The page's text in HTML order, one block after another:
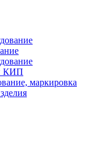
КИП
маркировка